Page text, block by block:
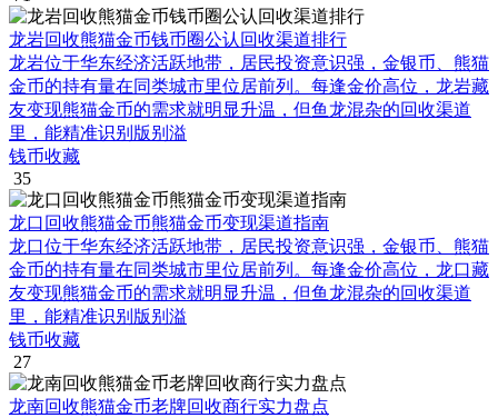
龙岩回收熊猫金币钱币圈公认回收渠道排行
龙岩位于华东经济活跃地带，居民投资意识强，金银币、熊猫
金币的持有量在同类城市里位居前列。每逢金价高位，龙岩藏
友变现熊猫金币的需求就明显升温，但鱼龙混杂的回收渠道
里，能精准识别版别溢
钱币收藏
35
龙口回收熊猫金币熊猫金币变现渠道指南
龙口位于华东经济活跃地带，居民投资意识强，金银币、熊猫
金币的持有量在同类城市里位居前列。每逢金价高位，龙口藏
友变现熊猫金币的需求就明显升温，但鱼龙混杂的回收渠道
里，能精准识别版别溢
钱币收藏
27
龙南回收熊猫金币老牌回收商行实力盘点